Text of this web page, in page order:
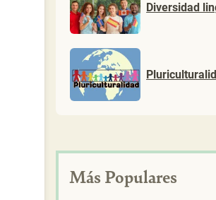
Diversidad
Más Populares